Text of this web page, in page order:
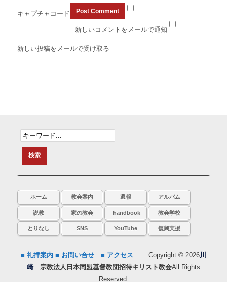
キャプチャコード
新しいコメントをメールで通知
新しい投稿をメールで受け取る
ホーム 教会案内 週報 アルバム
説教 家の教会 handbook 教会学校
とりなし SNS YouTube 復興支援
■ 礼拝案内 ■ お問い合せ ■ アクセス Copyright © 2026川
崎
宗教法人日本同盟基督教団招待キリスト教会All Rights
Reserved.